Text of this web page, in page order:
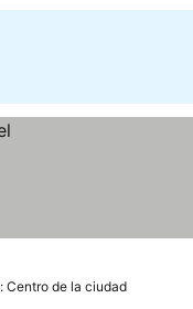
Centro de la ciudad